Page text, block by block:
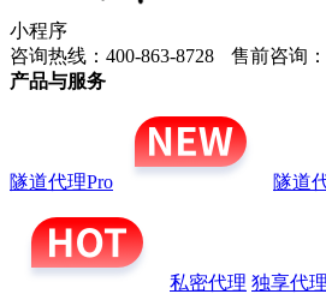
小程序
咨询热线：400-863-8728
售前咨询：
产品与服务
隧道代理Pro 隧道
私密代理 独享代理